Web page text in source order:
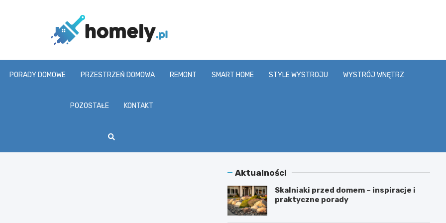
PORADY DOMOWE PRZESTRZEŃ DOMOWA REMONT SMART HOME STYLE WYSTROJU WYSTRÓJ WNĘTRZ
POZOSTAŁE KONTAKT
Aktualności
Skalniaki przed domem – inspiracje i
praktyczne porady